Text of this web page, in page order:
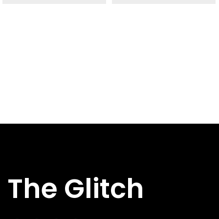
HOOGTE 397 mm
USB 2.X-
AANSLUITINGEN
USB 3.X-
HOOGTE 450 mm
USB 2.X-
AANSLUITINGEN
USB 3.X-
The Glitch